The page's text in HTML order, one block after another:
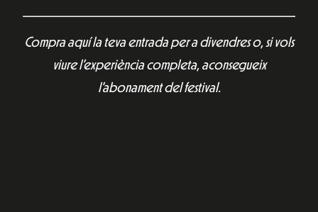
Compra aquí la teva entrada per a divendres o, si vols
viure l’experiència completa, aconsegueix
l’abonament del festival.